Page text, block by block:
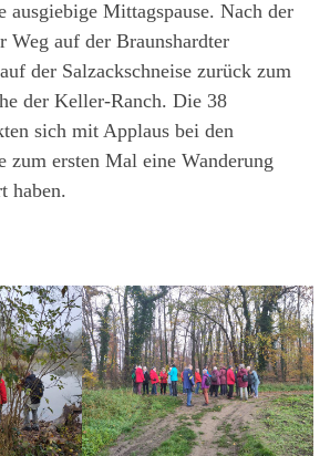
ausgiebige Mittagspause. Nach der
Weg auf der Braunshardter
der Salzackschneise zurück zum
der Keller-Ranch. Die 38
sich mit Applaus bei den
zum ersten Mal eine Wanderung
haben.